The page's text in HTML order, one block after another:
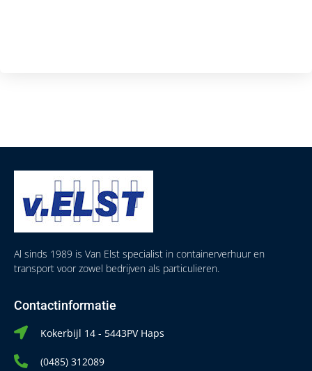
Al sinds 1989 is Van Elst specialist in containerverhuur en
transport voor zowel bedrijven als particulieren.
Contactinformatie
Kokerbijl 14 - 5443PV Haps
(0485) 312089